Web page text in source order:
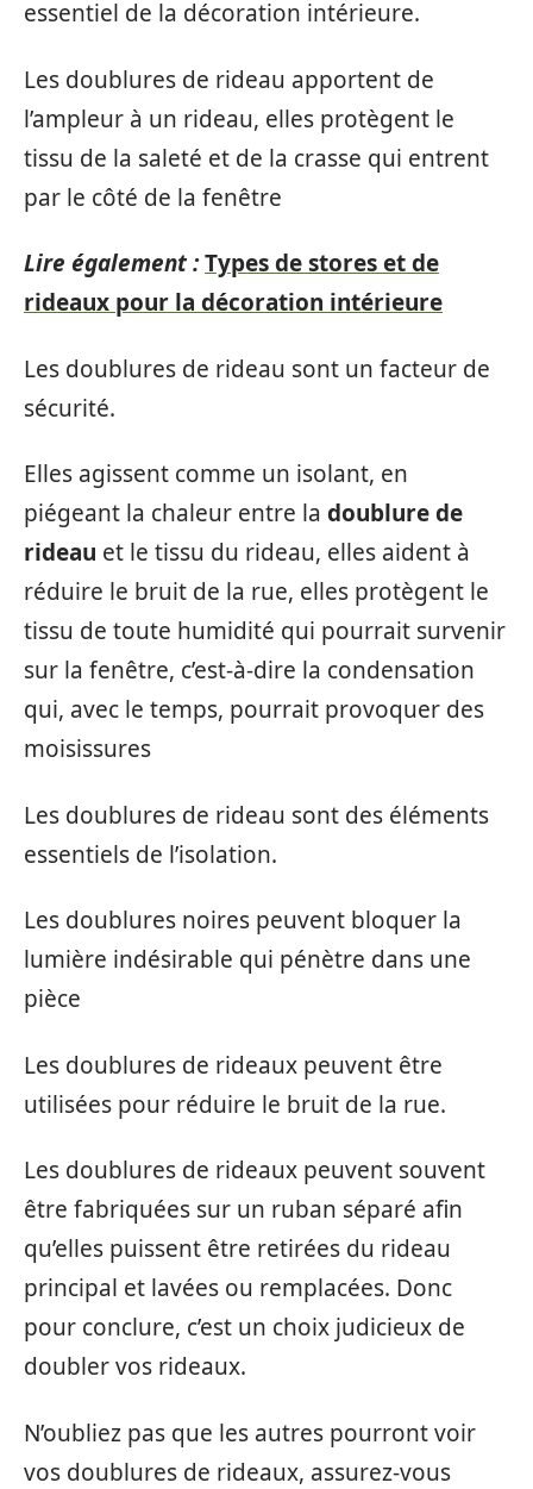
essentiel de la décoration intérieure.
Les doublures de rideau apportent de
l’ampleur à un rideau, elles protègent le
tissu de la saleté et de la crasse qui entrent
par le côté de la fenêtre
Lire également :Types de stores et de
rideaux pour la décoration intérieure
Les doublures de rideau sont un facteur de
sécurité.
Elles agissent comme un isolant, en
piégeant la chaleur entre la doublure de
rideau et le tissu du rideau, elles aident à
réduire le bruit de la rue, elles protègent le
tissu de toute humidité qui pourrait survenir
sur la fenêtre, c’est-à-dire la condensation
qui, avec le temps, pourrait provoquer des
moisissures
Les doublures de rideau sont des éléments
essentiels de l’isolation.
Les doublures noires peuvent bloquer la
lumière indésirable qui pénètre dans une
pièce
Les doublures de rideaux peuvent être
utilisées pour réduire le bruit de la rue.
Les doublures de rideaux peuvent souvent
être fabriquées sur un ruban séparé afin
qu’elles puissent être retirées du rideau
principal et lavées ou remplacées. Donc
pour conclure, c’est un choix judicieux de
doubler vos rideaux.
N’oubliez pas que les autres pourront voir
vos doublures de rideaux, assurez-vous